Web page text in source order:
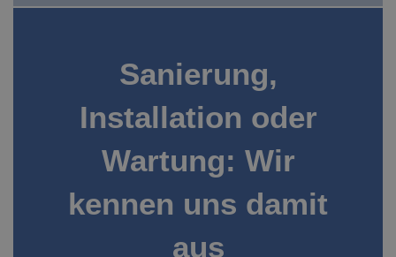
Sanierung,
Installation oder
Wartung: Wir
kennen uns damit
aus